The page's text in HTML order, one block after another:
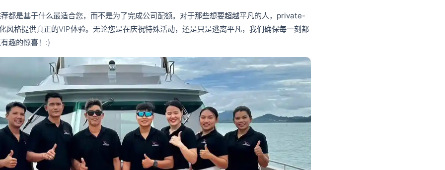
都是基于什么最适合您，而不是为了完成公司配额。对于那些想要超越平凡的人， private-
风格提供真正的VIP体验。无论您是在庆祝特殊活动，还是只是逃离平凡，我们确保每一刻都
趣的惊喜！:)